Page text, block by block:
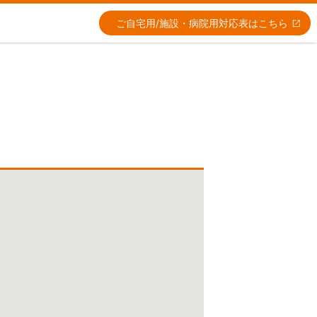
ご自宅用/施設・病院用対応表はこちら